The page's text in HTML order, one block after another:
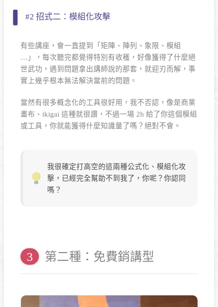
#2 招式二：模組化攻擊
有些講座，會一直提到「矩陣、陣列、象限、模組
…」，每次聽完都覺得特別有收穫，好像獲得了什麼絕
世武功，遇到問題拿出講師說的那套，就迎刃而解，事
實上幾乎根本無法解決當前的問題。
當然有很多概念化的工具很好用，我不否認，像是商業
畫布、ikigai 這種就很讚，不過一場 2h 給了你這個模組
或工具，你就能獲得什麼知識量了嗎？絕對不會。
我很確定打高空的這兩種公式化、模組化攻
擊，已經完全幫助不到我了，你呢？你認同
嗎？
第二種：免費銷講型